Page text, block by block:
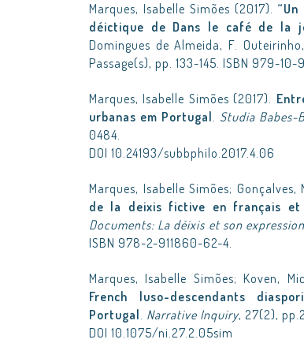
Marques, Isabelle Simões (2017).
déictique de Dans le café de la
Domingues de Almeida, F.
Passage(s), pp. 133-145. ISBN 979-
Marques, Isabelle Simões (2017).
urbanas em Portugal. Studia Babes-
0484.
DOI 10.24193/subbphilo.2017.4.06
Marques, Isabelle Simões; Gonçalves,
de la deixis fictive en français et
Documents: La déixis et son
ISBN 978-2-911860-62-4.
Marques, Isabelle Simões; Koven,
French luso-descendants
Portugal. Narrative Inquiry, 27(2),
DOI 10.1075/ni.27.2.05sim